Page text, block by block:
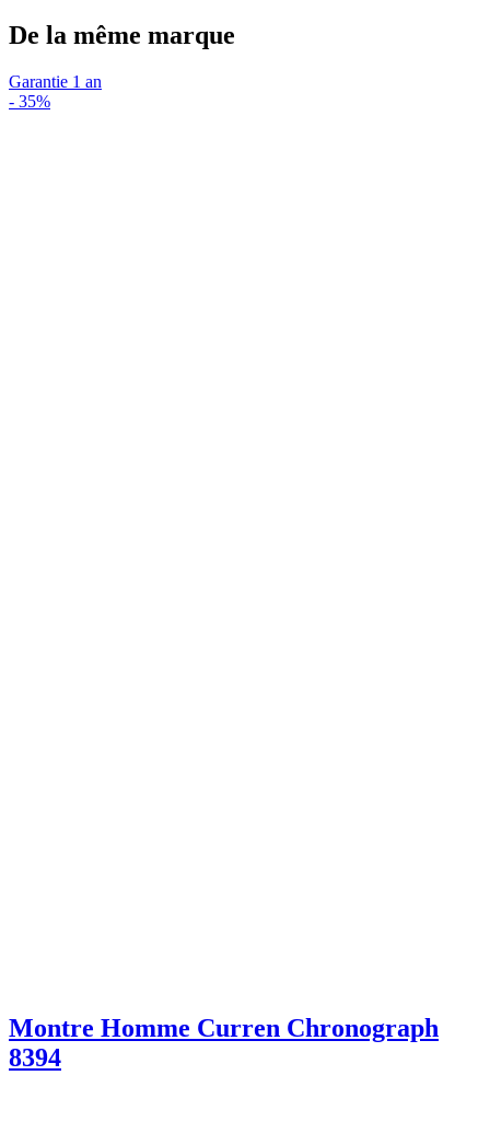
De la même marque
Garantie 1 an
- 35%
Montre Homme Curren Chronograph
8394